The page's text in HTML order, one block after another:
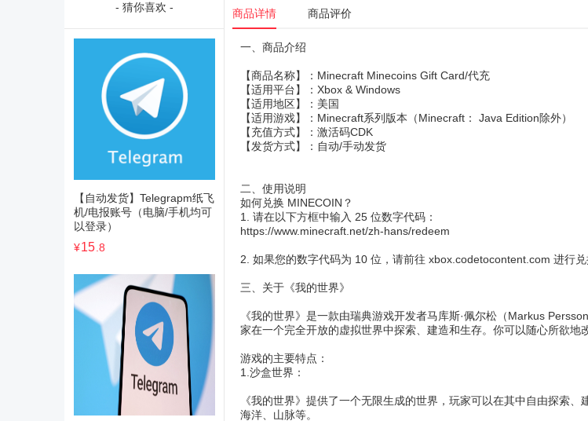
- 猜你喜欢 -
【自动发货】Telegrapm纸飞
机/电报账号（电脑/手机均可
以登录）
¥15 .8
商品详情 商品评价
一、商品介绍
【商品名称】：Minecraft Minecoins Gift Card/代充
【适用平台】：Xbox & Windows
【适用地区】：美国
【适用游戏】：Minecraft系列版本（Minecraft： Java Edition除外）
【充值方式】：激活码CDK
【发货方式】：自动/手动发货
二、使用说明
如何兑换 MINECOIN？
1. 请在以下方框中输入 25 位数字代码：
https://www.minecraft.net/zh-hans/redeem
2. 如果您的数字代码为 10 位，请前往 xbox.codetocontent.com 进行兑
三、关于《我的世界》
《我的世界》是一款由瑞典游戏开发者马库斯·佩尔松（Markus
家在一个完全开放的虚拟世界中探索、建造和生存。你可以随心所欲
游戏的主要特点：
1.沙盒世界：
《我的世界》提供了一个无限生成的世界，玩家可以在其中自由探索
海洋、山脉等。